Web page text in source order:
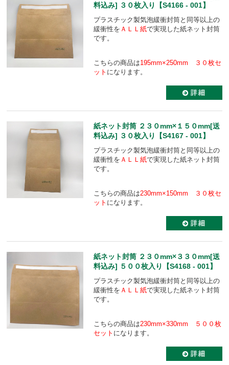
料込み] ３０枚入り【S4166 - 001】
プラスチック製気泡緩衝封筒と同等以上の
緩衝性を ＡＬＬ紙で実現した紙ネット封筒
です。
こちらの商品は195mm×250mm ３０枚セ
ット になります。
紙ネット封筒 ２３０mm×１５０mm[送
料込み] ３０枚入り【S4167 - 001】
プラスチック製気泡緩衝封筒と同等以上の
緩衝性を ＡＬＬ紙で実現した紙ネット封筒
です。
こちらの商品は230mm×150mm ３０枚セ
ット になります。
紙ネット封筒 ２３０mm×３３０mm[送
料込み] ５００枚入り【S4168 - 001】
プラスチック製気泡緩衝封筒と同等以上の
緩衝性を ＡＬＬ紙で実現した紙ネット封筒
です。
こちらの商品は230mm×330mm ５００枚
セット になります。